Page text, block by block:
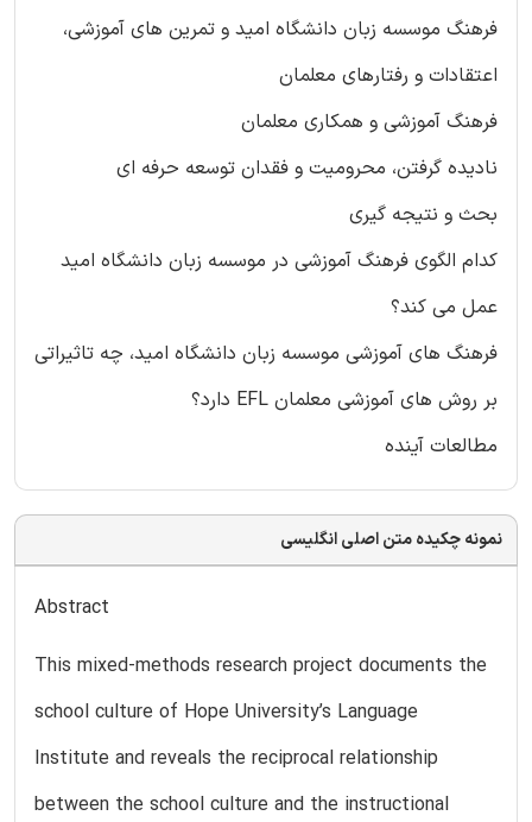
فرهنگ موسسه زبان دانشگاه امید و تمرین های آموزشی،
اعتقادات و رفتارهای معلمان
فرهنگ آموزشی و همکاری معلمان
نادیده گرفتن، محرومیت و فقدان توسعه حرفه ای
بحث و نتیجه گیری
کدام الگوی فرهنگ آموزشی در موسسه زبان دانشگاه امید
عمل می کند؟
فرهنگ های آموزشی موسسه زبان دانشگاه امید، چه تاثیراتی
بر روش های آموزشی معلمان EFL دارد؟
مطالعات آینده
نمونه چکیده متن اصلی انگلیسی
Abstract
This mixed-methods research project documents the
school culture of Hope University’s Language
Institute and reveals the reciprocal relationship
between the school culture and the instructional